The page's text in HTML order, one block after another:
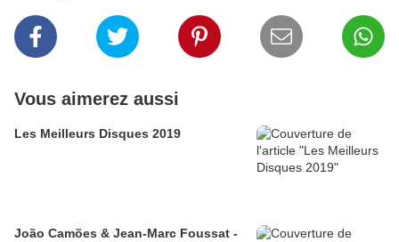
Vous aimerez aussi
Les Meilleurs Disques 2019
João Camões & Jean-Marc Foussat -